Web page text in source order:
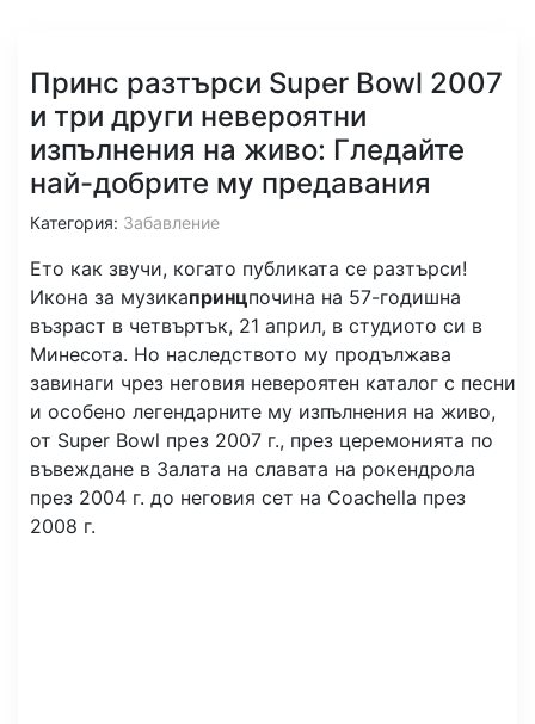
Принс разтърси Super Bowl 2007
и три други невероятни
изпълнения на живо: Гледайте
най-добрите му предавания
Категория: Забавление
Ето как звучи, когато публиката се разтърси!
Икона за музикапринцпочина на 57-годишна
възраст в четвъртък, 21 април, в студиото си в
Минесота. Но наследството му продължава
завинаги чрез неговия невероятен каталог с песни
и особено легендарните му изпълнения на живо,
от Super Bowl през 2007 г., през церемонията по
въвеждане в Залата на славата на рокендрола
през 2004 г. до неговия сет на Coachella през
2008 г.